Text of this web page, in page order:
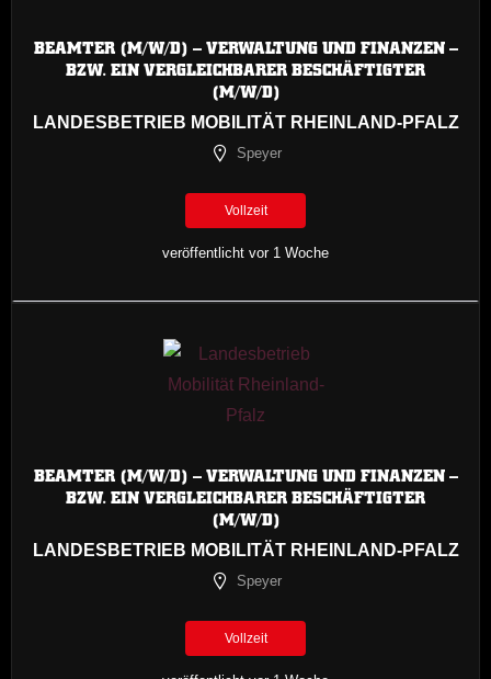
BEAMTER (M/W/D) – VERWALTUNG UND FINANZEN –
BZW. EIN VERGLEICHBARER BESCHÄFTIGTER
(M/W/D)
LANDESBETRIEB MOBILITÄT RHEINLAND-PFALZ
Speyer
Vollzeit
veröffentlicht vor 1 Woche
BEAMTER (M/W/D) – VERWALTUNG UND FINANZEN –
BZW. EIN VERGLEICHBARER BESCHÄFTIGTER
(M/W/D)
LANDESBETRIEB MOBILITÄT RHEINLAND-PFALZ
Speyer
Vollzeit